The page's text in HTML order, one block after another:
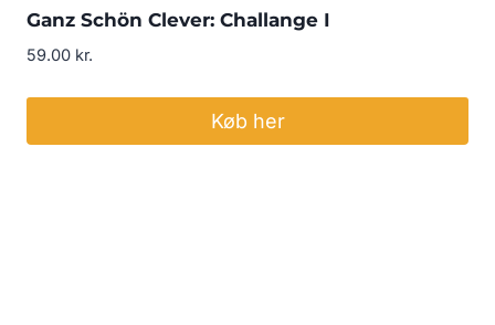
Ganz Schön Clever: Challange I
59.00 kr.
Køb her